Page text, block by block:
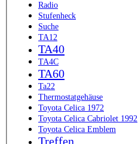
Radio
Stufenheck
Suche
TA12
TA40
TA4C
TA60
Ta22
Thermostatgehäuse
Toyota Celica 1972
Toyota Celica Cabriolet 1992
Toyota Celica Emblem
Treffen